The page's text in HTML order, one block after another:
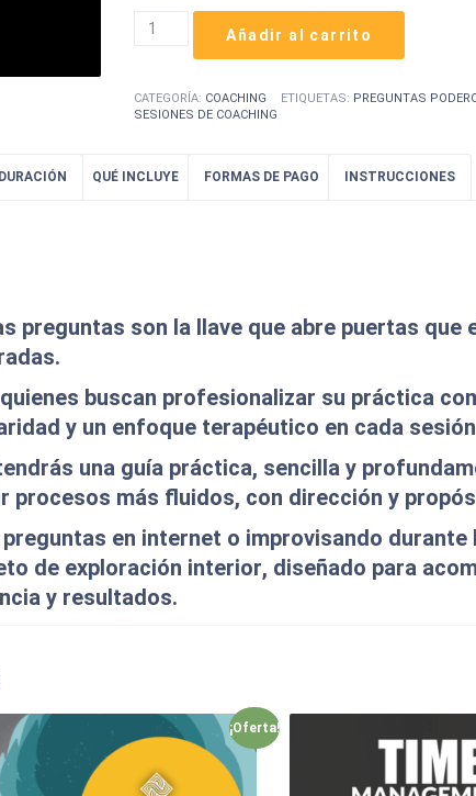
¿De
Cuenta?
Añadir al carrito
CATEGORÍA: COACHING ETIQUETAS: PREGUNTAS
SESIONES DE COACHING
DURACIÓN QUÉ INCLUYE FORMAS DE PAGO INSTRUCCIONES
preguntas son la llave que abre puertas que
buscan profesionalizar su práctica
y un enfoque terapéutico en cada
una guía práctica, sencilla y
procesos más fluidos, con dirección y
en internet o improvisando durante
de exploración interior, diseñado para
y resultados.
¡Oferta!